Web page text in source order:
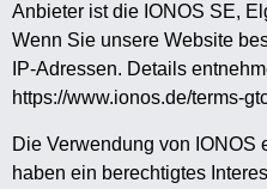
Anbieter ist die IONOS SE,
Wenn Sie unsere Website
IP-Adressen. Details
https://www.ionos.de/terms-
Die Verwendung von IONOS
haben ein berechtigtes